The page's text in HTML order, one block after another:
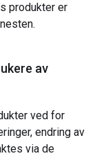
produkter er
av
ved for
endring av
via de